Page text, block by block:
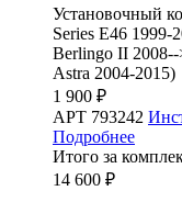
Установочный
Series E46 1999-
Berlingo II
Astra 2004-2015)
1 900 ₽
АРТ 793242
Подробнее
Итого за
14 600 ₽